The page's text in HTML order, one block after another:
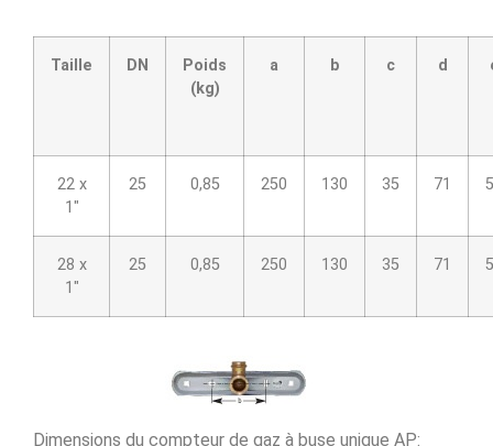
Taille DN
Poids
(kg)
a b c d
22 x
1″
25 0,85 250 130 35 71
28 x
1″
25 0,85 250 130 35 71
Dimensions du compteur de gaz à buse unique AP: